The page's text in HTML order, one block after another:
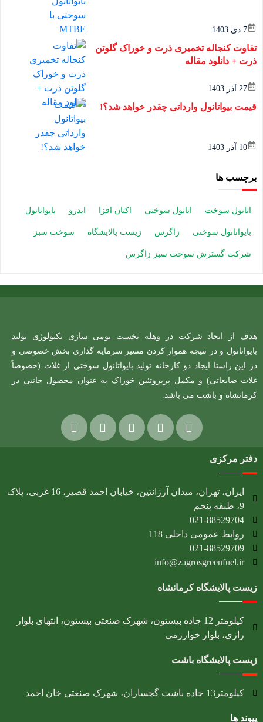
7 دی 1403
تفاوت کنجاله تخمیری ذرت و خوراک گلوتن
ذرت + دانلود مقاله
27 آذر 1403
قیمت بیواتانول وارداتی چقدر خواهد شد؟!
10 آذر 1403
برچسب ها
اتانول سوخت اتانول سوختی اکتان افزا ایدرو بایواتانول
بایواتانول سوختی زاگرس زیست پالایشگاه سوخت سبز
شرکت گسترش سوخت سبز زاگرس
هدف از ایجاد شرکت در وهله نخست بومی سازی تکنولوژی تولید
بایواتانول و در نتیجه هموار کردن مسیر سرمایه گذاری بخش خصوصی و
در این راستا ایجاد دو کارخانه تولید بایواتانول سوختی از غلات (خصوصاً
غلات ضایعاتی) و مکمل پرپروتئین خوراک به عنوان محصول جانبی در
کرمانشاه و باشت می باشد.
دفتر مرکزی
ایران، تهران، میدان آرژانتین، خیابان احمد قصیر، 16 غربی، پلاک
9، طبقه پنجم
021-88529704
روابط عمومی داخلی 118
021-88529709
info@zagrosgreenfuel.ir​
زیست پالایشگاه کرمانشاه
کیلومتر 12 جاده بیستون، شهرک صنعتی بیستون، انتهای بلوار
رازی، بلوار خوارزمی
زیست پالایشگاه باشت
کیلومتر13 جاده باشت گچساران، شهرک صنعتی خان احمد
پیوند ها